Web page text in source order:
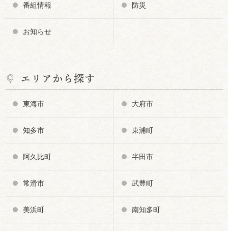
番組情報 防災
お知らせ
エリアから探す
東海市 大府市
知多市 東浦町
阿久比町 半田市
常滑市 武豊町
美浜町 南知多町